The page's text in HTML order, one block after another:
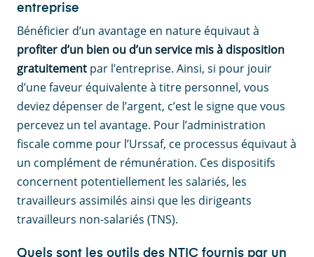
entreprise
Bénéficier d’un avantage en nature équivaut à
profiter d’un bien ou d’un service mis à disposition
gratuitement par l’entreprise. Ainsi, si pour jouir
d’une faveur équivalente à titre personnel, vous
deviez dépenser de l’argent, c’est le signe que vous
percevez un tel avantage. Pour l’administration
fiscale comme pour l’Urssaf, ce processus équivaut à
un complément de rémunération. Ces dispositifs
concernent potentiellement les salariés, les
travailleurs assimilés ainsi que les dirigeants
travailleurs non-salariés (TNS).
Quels sont les outils des NTIC fournis par un